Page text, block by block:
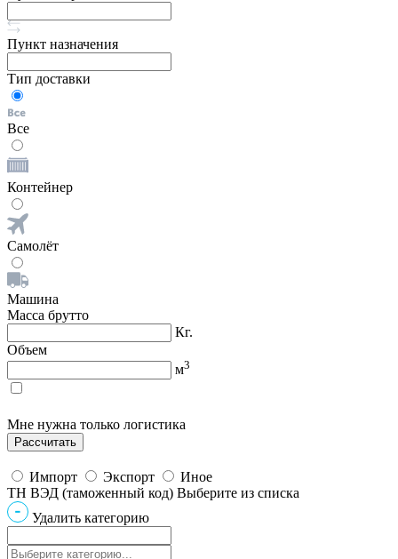
Пункт назначения
Тип доставки
Все
Контейнер
Самолёт
Машина
Масса брутто
Кг.
Объем
м3
Мне нужна только логистика
Импорт Экспорт
Иное
ТН ВЭД (таможенный код) Выберите из списка
Удалить категорию